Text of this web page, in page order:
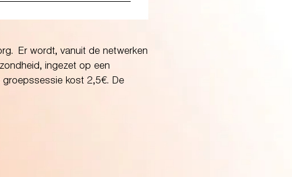
Er wordt, vanuit de netwerken
ingezet op een
groepssessie kost 2,5€. De